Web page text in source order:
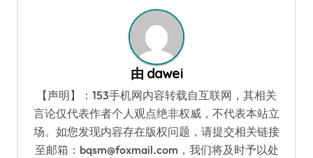
由 dawei
【声明】：153手机网内容转载自互联网，其相关
言论仅代表作者个人观点绝非权威，不代表本站立
场。如您发现内容存在版权问题，请提交相关链接
至邮箱：bqsm@foxmail.com，我们将及时予以处